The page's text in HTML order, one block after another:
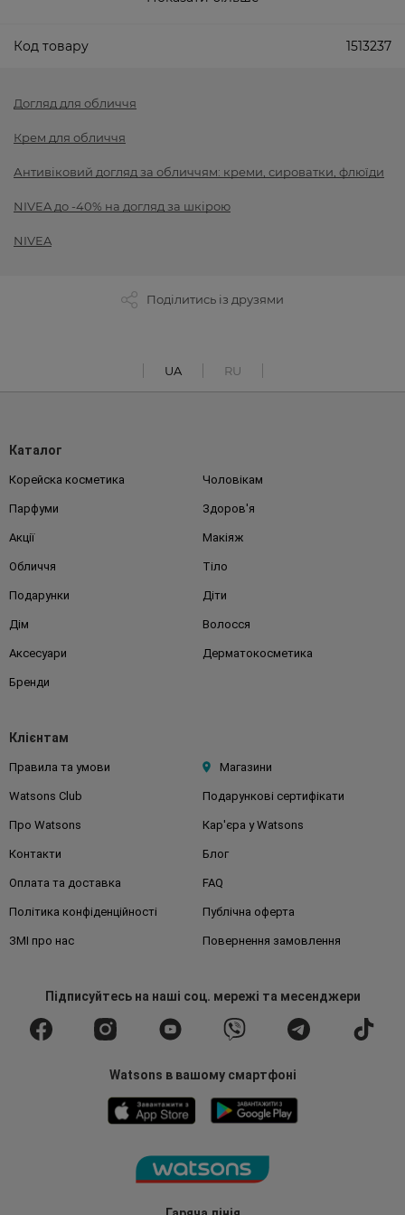
Код товару 1513237
Догляд для обличчя
Крем для обличчя
Антивіковий догляд за обличчям: креми, сироватки, флюїди
NIVEA до -40% на догляд за шкірою
NIVEA
Поділитись із друзями
UA RU
Каталог
Корейска косметика Чоловікам
Парфуми Здоров'я
Акції Макіяж
Обличчя Тіло
Подарунки Діти
Дім Волосся
Аксесуари Дерматокосметика
Бренди
Клієнтам
Правила та умови Магазини
Watsons Club Подарункові сертифікати
Про Watsons Кар'єра у Watsons
Контакти Блог
Оплата та доставка FAQ
Політика конфіденційності Публічна оферта
ЗМІ про нас Повернення замовлення
Підписуйтесьна наші соц. мережі та месенджери
Watsons в вашому смартфоні